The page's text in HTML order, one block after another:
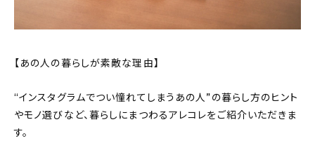
キッチン
収納/掃除
【あの人の暮らしが素敵な理由】
“インスタグラムでつい憧れてしまうあの人”の暮らし方のヒント
やモノ選びなど、暮らしにまつわるアレコレをご紹介いただきま
す。